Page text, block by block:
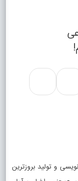
و تولید بروزترین